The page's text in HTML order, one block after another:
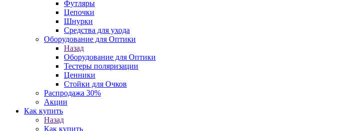
Футляры
Цепочки
Шнурки
Средства для ухода
Оборудование для Оптики
Назад
Оборудование для Оптики
Тестеры поляризации
Ценники
Стойки для Очков
Распродажа 30%
Акции
Как купить
Назад
Как купить